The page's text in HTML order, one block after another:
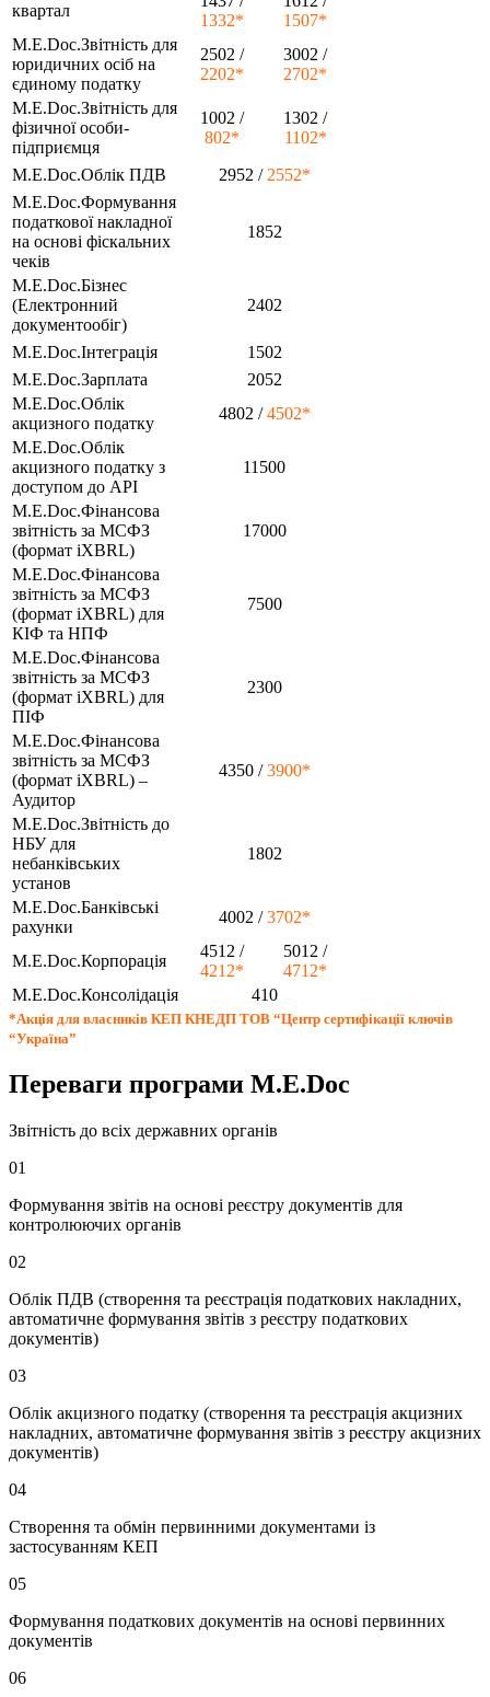
квартал
1332*
1507*
M.E.Doc.Звітність для
юридичних осіб на
єдиному податку
2502 /
2202*
3002 /
2702*
M.E.Doc.Звітність для
фізичної особи-
підприємця
1002 /
802*
1302 /
1102*
M.E.Doc.Облік ПДВ
2952 / 2552*
M.E.Doc.Формування
податкової накладної
на основі фіскальних
чеків
1852
M.E.Doc.Бізнес
(Електронний
документообіг)
2402
M.E.Doc.Інтеграція
1502
M.E.Doc.Зарплата
2052
M.E.Doc.Облік
акцизного податку
4802 /4502*
M.E.Doc.Облік
акцизного податку з
доступом до АРІ
11500
M.E.Doc.Фінансова
звітність за МСФЗ
(формат iXBRL)
17000
M.E.Doc.Фінансова
звітність за МСФЗ
(формат iXBRL) для
КІФ та НПФ
7500
M.E.Doc.Фінансова
звітність за МСФЗ
(формат iXBRL) для
ПІФ
2300
M.E.Doc.Фінансова
звітність за МСФЗ
(формат iXBRL) –
Аудитор
4350 /3900*
M.E.Doc.Звітність до
НБУ для
небанківських
установ
1802
M.E.Doc.Банківські
рахунки
4002 /3702*
M.E.Doc.Корпорація
4512 /
4212*
5012 /
4712*
M.E.Doc.Консолідація
410
*Акція для власників КЕП КНЕДП ТОВ “Центр сертифікації ключів
“Україна”
Переваги програми M.E.Doc
Звітність до всіх державних органів
01
Формування звітів на основі реєстру документів для
контролюючих органів
02
Облік ПДВ (створення та реєстрація податкових накладних,
автоматичне формування звітів з реєстру податкових
документів)
03
Облік акцизного податку (створення та реєстрація акцизних
накладних, автоматичне формування звітів з реєстру акцизних
документів)
04
Створення та обмін первинними документами із
застосуванням КЕП
05
Формування податкових документів на основі первинних
документів
06